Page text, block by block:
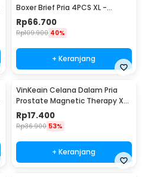
Boxer Brief Pria 4PCS XL -
MU0030
Rp66.700
Rp109.900 40%
+ Keranjang
VinKeain Celana Dalam Pria
Prostate Magnetic Therapy XXL
- A004
Rp17.400
Rp36.900 53%
+ Keranjang